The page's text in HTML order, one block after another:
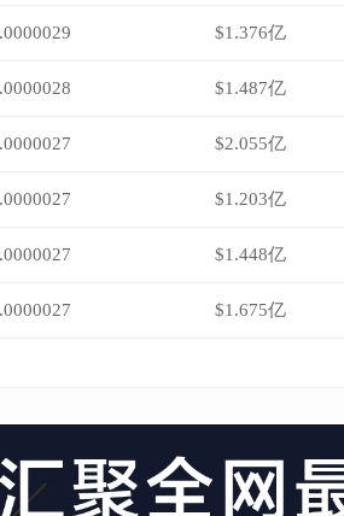
$1.376亿
$1.487亿
$2.055亿
$1.203亿
$1.448亿
$1.675亿